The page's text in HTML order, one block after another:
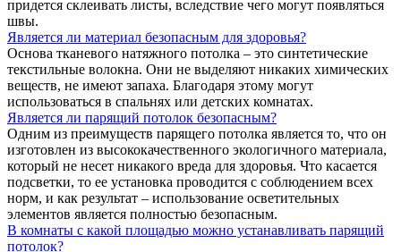
придется склеивать листы, вследствие чего могут появляться
швы.
Является ли материал безопасным для здоровья?
Основа тканевого натяжного потолка – это синтетические
текстильные волокна. Они не выделяют никаких химических
веществ, не имеют запаха. Благодаря этому могут
использоваться в спальнях или детских комнатах.
Является ли парящий потолок безопасным?
Одним из преимуществ парящего потолка является то, что он
изготовлен из высококачественного экологичного материала,
который не несет никакого вреда для здоровья. Что касается
подсветки, то ее установка проводится с соблюдением всех
норм, и как результат – использование осветительных
элементов является полностью безопасным.
В комнаты с какой площадью можно устанавливать парящий
потолок?